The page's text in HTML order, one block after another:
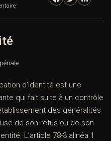
d’identité est une
qui fait suite à un contrôle
des généralités
de son refus ou de son
L’article 78-3 alinéa 1